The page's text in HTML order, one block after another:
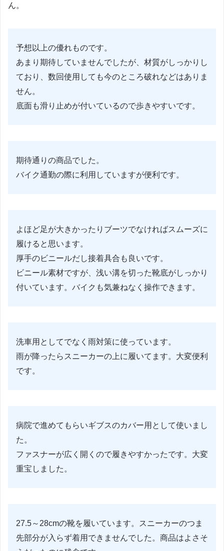
ん。
予想以上の優れものです。
あまり期待していませんでしたが、材質がしっかりし
ており、数回使用しても今のところ破れなどはありま
せん。
底面も滑り止めが付いているので歩きやすいです。
期待通りの商品でした。
バイク通勤の際に利用していますが便利です。
よほど足が大きかったりブーツでなければスムーズに
履けると思います。
厚手のビニールだし接着具合も良いです。
ビニール素材ですが、浅い溝を切った靴底がしっかり
付いています。バイクも気兼ねなく操作できます。
洗車用としてでなく雨対策に使っています。
雨が降ったらスニーカーの上に履いてます。大変便利
です。
病院で進めてもらいギブスのカバー用として使いまし
た。
ファスナーが広く開くので履きやすかったです。大変
重宝しました。
27.5～28cmの靴を履いています。スニーカーのつま
先部分が入らず着用できませんでした。商品はよさそ